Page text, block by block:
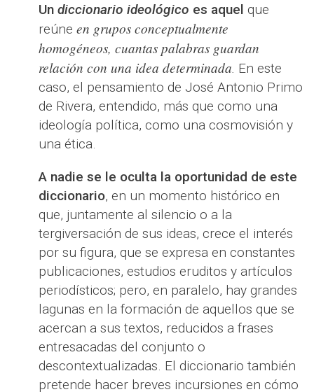
Un diccionario ideológico es aquel que
reúne en grupos conceptualmente
homogéneos, cuantas palabras guardan
relación con una idea determinada. En este
caso, el pensamiento de José Antonio Primo
de Rivera, entendido, más que como una
ideología política, como una cosmovisión y
una ética.
A nadie se le oculta la oportunidad de este
diccionario, en un momento histórico en
que, juntamente al silencio o a la
tergiversación de sus ideas, crece el interés
por su figura, que se expresa en constantes
publicaciones, estudios eruditos y artículos
periodísticos; pero, en paralelo, hay grandes
lagunas en la formación de aquellos que se
acercan a sus textos, reducidos a frases
entresacadas del conjunto o
descontextualizadas. El diccionario también
pretende hacer breves incursiones en cómo